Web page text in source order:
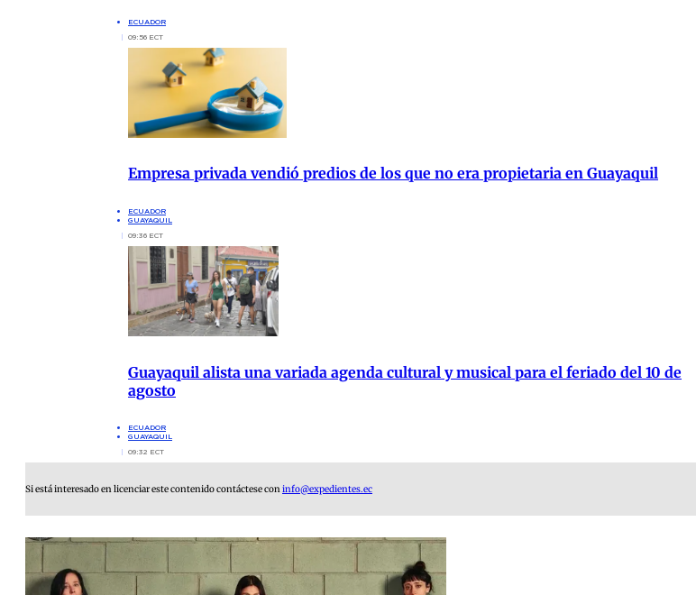
ECUADOR
09:56 ECT
Empresa privada vendió predios de los que no era propietaria en Guayaquil
ECUADOR
GUAYAQUIL
09:36 ECT
Guayaquil alista una variada agenda cultural y musical para el feriado del 10 de
agosto
ECUADOR
GUAYAQUIL
09:32 ECT
Si está interesado en licenciar este contenido contáctese coninfo@expedientes.ec